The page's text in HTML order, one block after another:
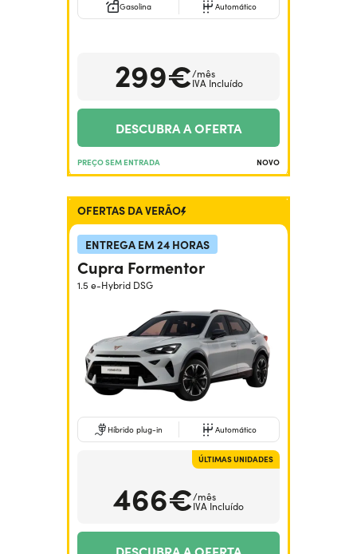
Gasolina Automático
299€/mês
IVA Incluído
DESCUBRA A OFERTA
PREÇO SEM ENTRADA NOVO
OFERTAS DA VERÃO
ENTREGA EM 24 HORAS
Cupra Formentor
1.5 e-Hybrid DSG
Híbrido plug-in Automático
ÚLTIMAS UNIDADES
466€/mês
IVA Incluído